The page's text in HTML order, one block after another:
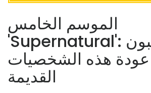
الموسم الخامس
'Supernatural': المعجبون
عودة هذه الشخصيات
القديمة